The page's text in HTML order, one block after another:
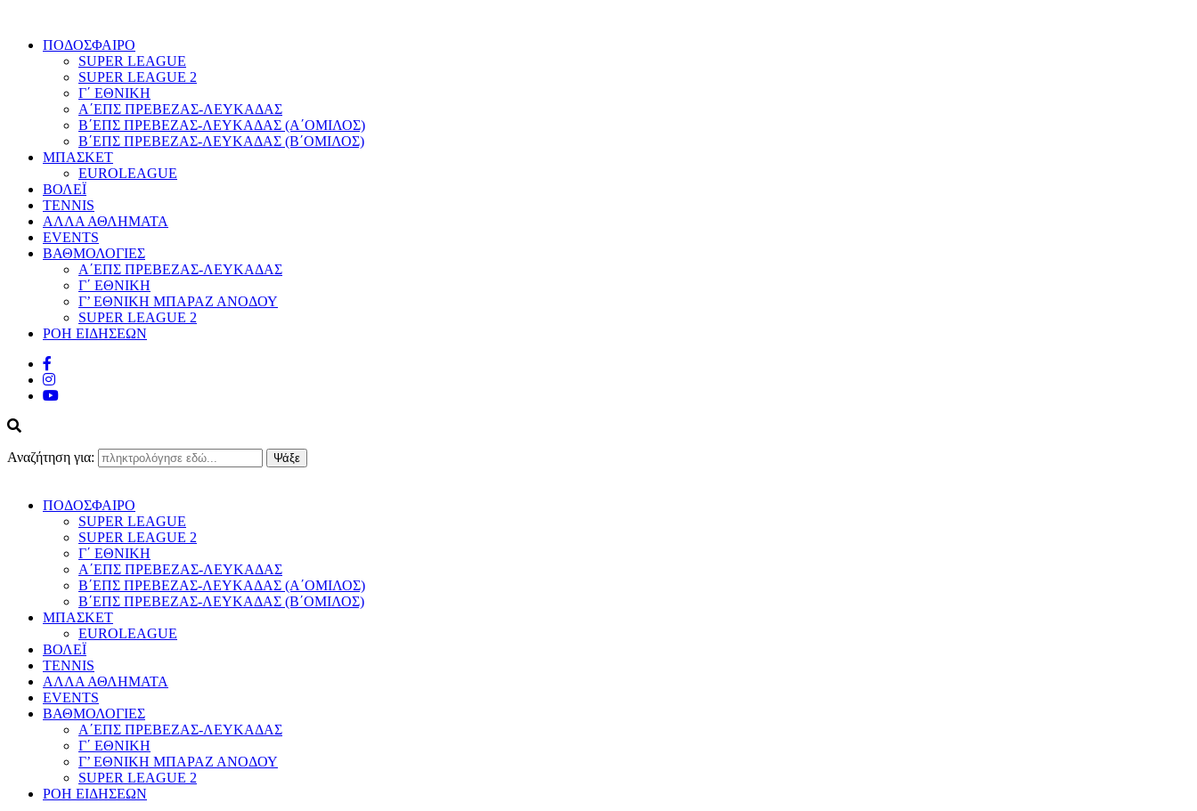
ΠΟΔΟΣΦΑΙΡΟ
SUPER LEAGUE
SUPER LEAGUE 2
Γ΄ ΕΘΝΙΚΗ
Α΄ΕΠΣ ΠΡΕΒΕΖΑΣ-ΛΕΥΚΑΔΑΣ
Β΄ΕΠΣ ΠΡΕΒΕΖΑΣ-ΛΕΥΚΑΔΑΣ (Α΄ΟΜΙΛΟΣ)
Β΄ΕΠΣ ΠΡΕΒΕΖΑΣ-ΛΕΥΚΑΔΑΣ (Β΄ΟΜΙΛΟΣ)
ΜΠΑΣΚΕΤ
EUROLEAGUE
ΒΟΛΕΪ
TENNIS
ΑΛΛΑ ΑΘΛΗΜΑΤΑ
EVENTS
ΒΑΘΜΟΛΟΓΙΕΣ
Α΄ΕΠΣ ΠΡΕΒΕΖΑΣ-ΛΕΥΚΑΔΑΣ
Γ΄ ΕΘΝΙΚΗ
Γ’ ΕΘΝΙΚΗ ΜΠΑΡΑΖ ΑΝΟΔΟΥ
SUPER LEAGUE 2
ΡΟΗ ΕΙΔΗΣΕΩΝ
Αναζήτηση για:
ΠΟΔΟΣΦΑΙΡΟ
SUPER LEAGUE
SUPER LEAGUE 2
Γ΄ ΕΘΝΙΚΗ
Α΄ΕΠΣ ΠΡΕΒΕΖΑΣ-ΛΕΥΚΑΔΑΣ
Β΄ΕΠΣ ΠΡΕΒΕΖΑΣ-ΛΕΥΚΑΔΑΣ (Α΄ΟΜΙΛΟΣ)
Β΄ΕΠΣ ΠΡΕΒΕΖΑΣ-ΛΕΥΚΑΔΑΣ (Β΄ΟΜΙΛΟΣ)
ΜΠΑΣΚΕΤ
EUROLEAGUE
ΒΟΛΕΪ
TENNIS
ΑΛΛΑ ΑΘΛΗΜΑΤΑ
EVENTS
ΒΑΘΜΟΛΟΓΙΕΣ
Α΄ΕΠΣ ΠΡΕΒΕΖΑΣ-ΛΕΥΚΑΔΑΣ
Γ΄ ΕΘΝΙΚΗ
Γ’ ΕΘΝΙΚΗ ΜΠΑΡΑΖ ΑΝΟΔΟΥ
SUPER LEAGUE 2
ΡΟΗ ΕΙΔΗΣΕΩΝ